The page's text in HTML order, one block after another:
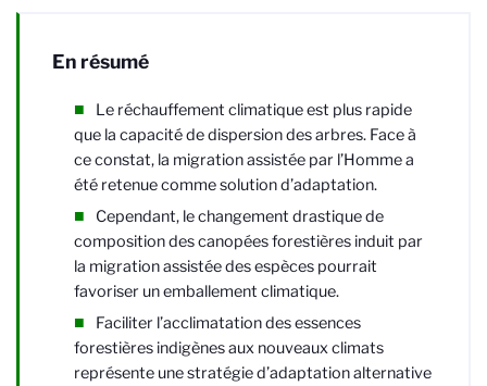
En résumé
Le réchauffement climatique est plus rapide
que la capacité de dispersion des arbres. Face à
ce constat, la migration assistée par l’Homme a
été retenue comme solution d’adaptation.
Cependant, le changement drastique de
composition des canopées forestières induit par
la migration assistée des espèces pourrait
favoriser un emballement climatique.
Faciliter l’acclimatation des essences
forestières indigènes aux nouveaux climats
représente une stratégie d’adaptation alternative